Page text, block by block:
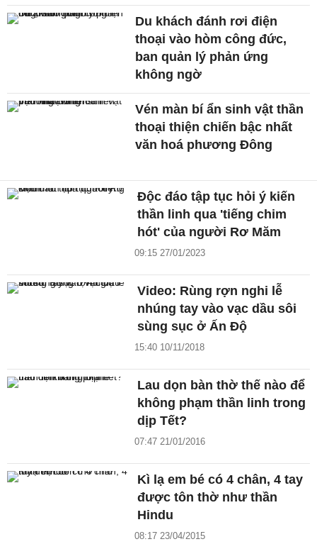
Du khách đánh rơi điện
thoại vào hòm công đức,
ban quản lý phản ứng
không ngờ
Vén màn bí ẩn sinh vật thần
thoại thiện chiến bậc nhất
văn hoá phương Đông
Độc đáo tập tục hỏi ý kiến
thần linh qua 'tiếng chim
hót' của người Rơ Măm
09:15 27/01/2023
Video: Rùng rợn nghi lễ
nhúng tay vào vạc dầu sôi
sùng sục ở Ấn Độ
15:40 10/11/2018
Lau dọn bàn thờ thế nào để
không phạm thần linh trong
dịp Tết?
07:47 21/01/2016
Kì lạ em bé có 4 chân, 4 tay
được tôn thờ như thần
Hindu
08:17 23/04/2015